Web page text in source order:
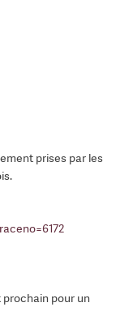
prises par les
prochain pour un